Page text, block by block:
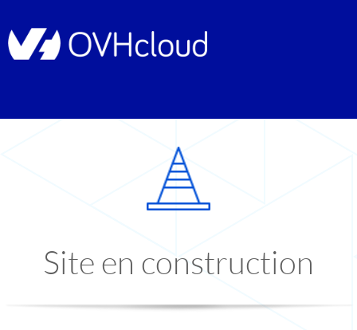
Site en construction